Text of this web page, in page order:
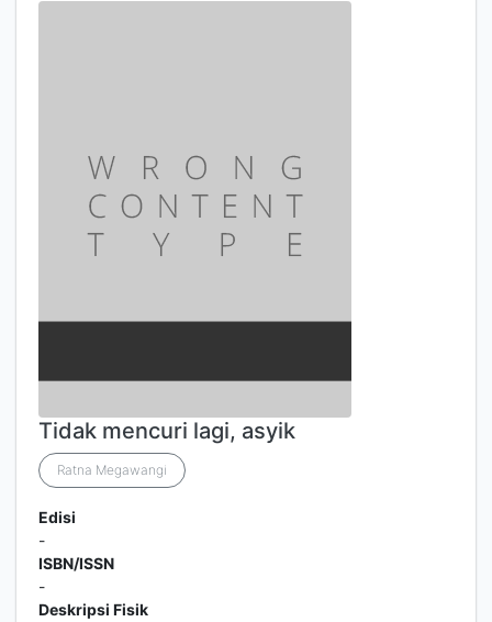
Tidak mencuri lagi, asyik
Ratna Megawangi
Edisi
-
ISBN/ISSN
-
Deskripsi Fisik